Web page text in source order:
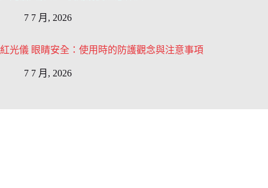
7 7 月, 2026
紅光儀 眼睛安全：使用時的防護觀念與注意事項
7 7 月, 2026